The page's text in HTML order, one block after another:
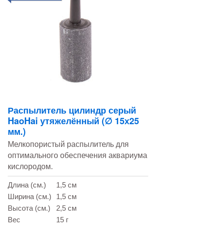
Распылитель цилиндр серый
HaoHai утяжелённый (∅ 15х25
мм.)
Мелкопористый распылитель для
оптимального обеспечения аквариума
кислородом.
Длина (см.)
1,5 см
Ширина (см.)
1,5 см
Высота (см.)
2,5 см
Вес
15 г